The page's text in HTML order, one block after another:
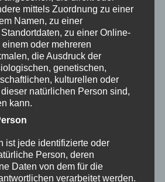
Service im Bürgerbüro am
2025
findet neue Heimat in
kommen zum Rathaussturm!
zur Faschingszeit
zur Bundestagswahl
aus Burgberg!
2024
für Funkenfeuer!
– Übungsschießen der
mittels Zuordnung zu einer
Namen, zu einer
zu einer Online-
oder mehreren
die Ausdruck der
genetischen,
kulturellen oder
natürlichen Person sind,
kann.
ist jede identifizierte oder
Person, deren
Daten von dem für die
verarbeitet werden.